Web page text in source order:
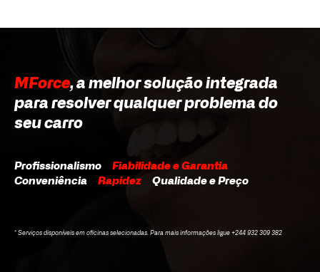
MForce, a melhor solução integrada
para resolver qualquer problema do
seu carro
Profissionalismo Fiabilidade e Garantia
Conveniência Rapidez Qualidade e Preço
* Serviços disponíveis em oficinas selecionadas. Para mais informações ligue +244 932 309 382